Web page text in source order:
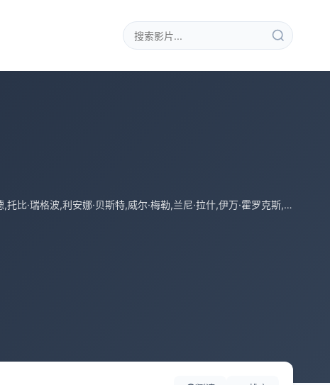
杰西卡·雷诺兹,布兰达·布莱斯,乔·乔伊纳,Keith,Lomas,埃米特·J·斯坎伦,莉迪亚·伦纳德,托比·瑞格波,利安娜·贝斯特,威尔·梅勒,兰尼·拉什,伊万·霍罗克斯,Niall,Wright,罗伯特·威尔福特,希夫图·卡西姆,乔治娜·萨德勒,Harry,Cadby,索菲·博尔德,Andrew,Charles,Davis,吉恩-帕斯卡尔·海涅曼德,Leon,Cole